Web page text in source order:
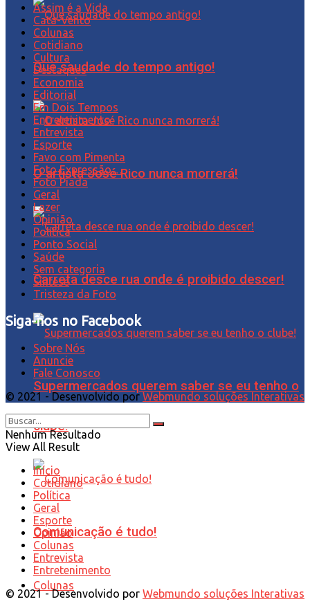
Que saudade do tempo antigo!
O artista José Rico nunca morrerá!
Carreta desce rua onde é proibido descer!
Supermercados querem saber se eu tenho o
clube!
Comunicação é tudo!
Colunas
Assim é a Vida
Cata-Vento
Colunas
Cotidiano
Cultura
Destaques
Economia
Editorial
Em Dois Tempos
Entretenimento
Entrevista
Esporte
Favo com Pimenta
Foto Expressão…
Foto Piada
Geral
Lazer
Opinião
Política
Ponto Social
Saúde
Sem categoria
Síntese
Tristeza da Foto
Siga-nos no Facebook
Sobre Nós
Anuncie
Fale Conosco
© 2021 - Desenvolvido por Webmundo soluções Interativas
Nenhum Resultado
View All Result
Início
Cotidiano
Política
Geral
Esporte
Opinião
Colunas
Entrevista
Entretenimento
© 2021 - Desenvolvido por Webmundo soluções Interativas